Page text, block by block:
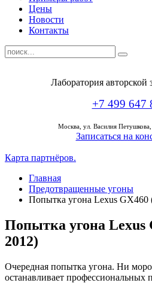
Цены
Новости
Контакты
Лаборатория авторской
+7 499 647
Москва, ул. Василия
Записаться на
Карта партнёров.
Главная
Предотвращенные угоны
Попытка угона Lexus GX460
Попытка угона Lexus
2012)
Очередная попытка угона. Ни
останавливает профессиональных